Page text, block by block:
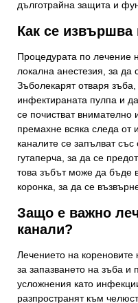
дълготрайна защита и
Как се извършва
Процедурата по лечение
локална анестезия, за да
Зъболекарят отваря
инфектираната пулпа и
се почистват внимателно
премахне всяка следа от
каналите се запълват
гутаперча, за да се
това зъбът може да бъде
коронка, за да се
Защо е важно
канали?
Лечението на
за запазването на зъба и
усложнения като
разпространят към